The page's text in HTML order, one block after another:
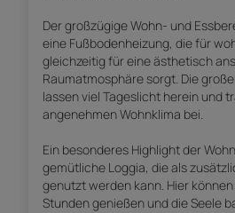
Der großzügige Wohn- und
eine Fußbodenheizung, die für
gleichzeitig für eine ästhetisch
Raumatmosphäre sorgt. Die
lassen viel Tageslicht herein und
angenehmen Wohnklima bei.
Ein besonderes Highlight der
gemütliche Loggia, die als
genutzt werden kann. Hier
Stunden genießen und die Seele